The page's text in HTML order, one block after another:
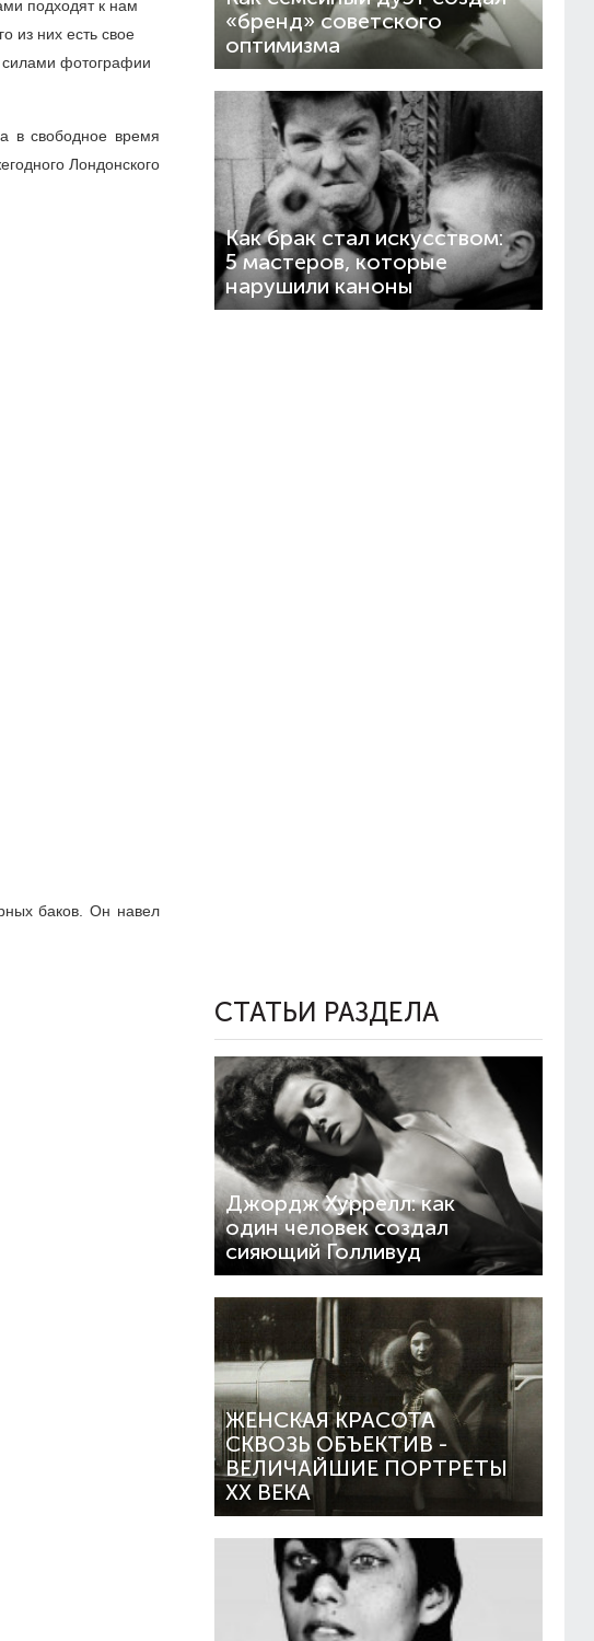
подходят к нам
из них есть свое
силами фотографии
в свободное время
Лондонского
баков. Он навел
«бренд» советского
оптимизма
Как брак стал искусством:
5 мастеров, которые
нарушили каноны
СТАТЬИ РАЗДЕЛА
Джордж Хуррелл: как
один человек создал
сияющий Голливуд
ЖЕНСКАЯ КРАСОТА
СКВОЗЬ ОБЪЕКТИВ -
ВЕЛИЧАЙШИЕ ПОРТРЕТЫ
XX ВЕКА